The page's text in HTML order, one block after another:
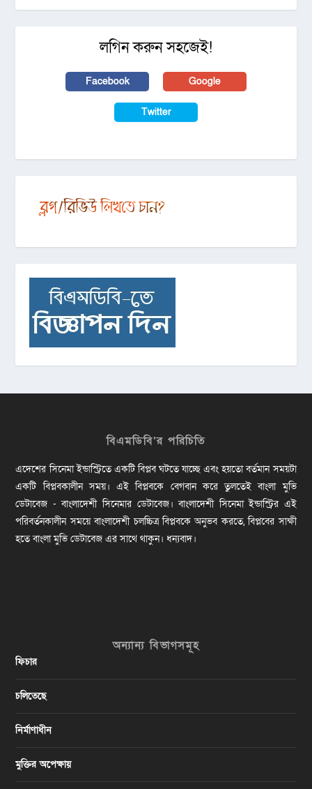
লগিন করুন সহজেই!
Facebook Google
Twitter
বিএমডিবি’র পরিচিতি
এদেশের সিনেমা ইন্ডাস্ট্রিতে একটি বিপ্লব ঘটতে যাচ্ছে এবং হয়তো বর্তমান সময়টা
একটি বিপ্লবকালীন সময়। এই বিপ্লবকে বেগবান করে তুলতেই বাংলা মুভি
ডেটাবেজ - বাংলাদেশী সিনেমার ডেটাবেজ। বাংলাদেশী সিনেমা ইন্ডাস্ট্রির এই
পরিবর্তনকালীন সময়ে বাংলাদেশী চলচ্চিত্র বিপ্লবকে অনুভব করতে, বিপ্লবের সাক্ষী
হতে বাংলা মুভি ডেটাবেজ এর সাথে থাকুন। ধন্যবাদ।
অন্যান্য বিভাগসমূহ
ফিচার
চলিতেছে
নির্মাণাধীন
মুক্তির অপেক্ষায়